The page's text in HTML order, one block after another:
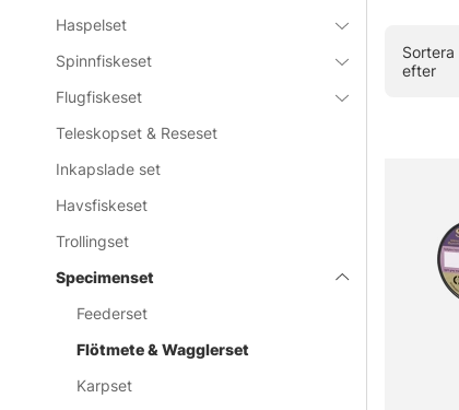
Haspelset
Spinnfiskeset
Flugfiskeset
Teleskopset & Reseset
Inkapslade set
Havsfiskeset
Trollingset
Specimenset
Feederset
Flötmete & Wagglerset
Karpset
Sortera
efter